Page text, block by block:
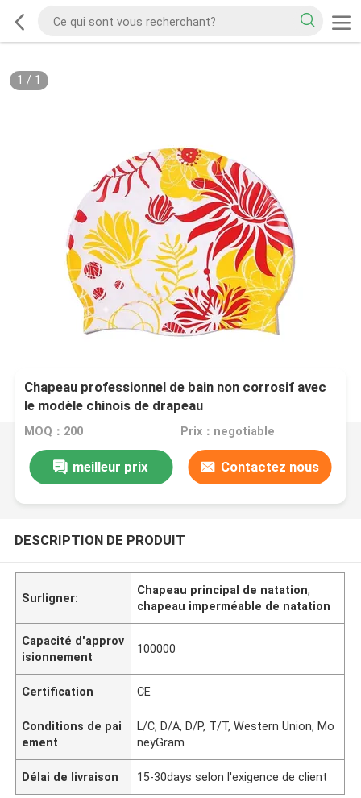
1 / 1
Chapeau professionnel de bain non corrosif avec
le modèle chinois de drapeau
MOQ：200 Prix：negotiable
meilleur prix Contactez nous
DESCRIPTION DE PRODUIT
Surligner:
Chapeau principal de natation,
chapeau imperméable de natation
Capacité d'approv
isionnement
100000
Certification CE
Conditions de pai
ement
L/C, D/A, D/P, T/T, Western Union, Mo
neyGram
Délai de livraison 15-30days selon l'exigence de client